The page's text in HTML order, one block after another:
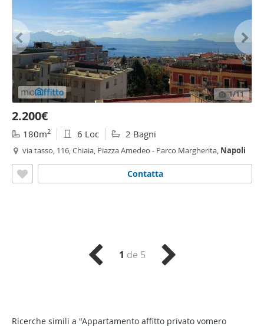
Ricerche simili a "Appartamento affitto privato vomero
1/11
2.200€
180m2 6 Loc 2 Bagni
via tasso, 116, Chiaia, Piazza Amedeo - Parco Margherita, Napoli
Contatta
1 de 5